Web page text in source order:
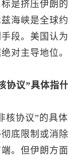
是挤压伊朗
海峡是全球
段。美国认
对主导地位。
协议”具体指
核协议”的具
底限制或消
。但伊朗方